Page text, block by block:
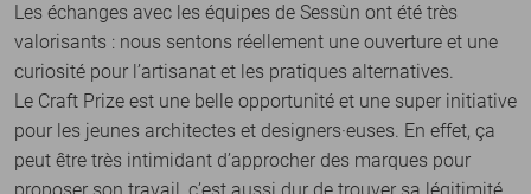
Les échanges avec les équipes de Sessùn ont été très
valorisants : nous sentons réellement une ouverture et une
curiosité pour l’artisanat et les pratiques alternatives.
Le Craft Prize est une belle opportunité et une super initiative
pour les jeunes architectes et designers·euses. En effet, ça
peut être très intimidant d’approcher des marques pour